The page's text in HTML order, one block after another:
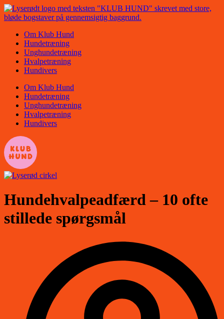
Videre
til
Om Klub Hund
Hundetræning
Unghundetræning
Hvalpetræning
Hundivers
Om Klub Hund
Hundetræning
Unghundetræning
Hvalpetræning
Hundivers
Hundehvalpeadfærd – 10 ofte
stillede spørgsmål